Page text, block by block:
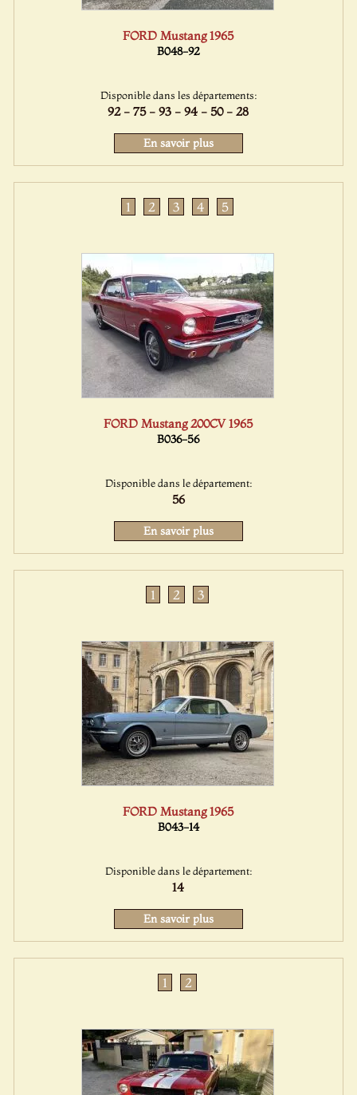
FORD Mustang 1965
B048-92
Disponible dans les départements:
92 - 75 - 93 - 94 - 50 - 28
En savoir plus
1 2 3 4 5
FORD Mustang 200CV 1965
B036-56
Disponible dans le département:
56
En savoir plus
1 2 3
FORD Mustang 1965
B043-14
Disponible dans le département:
14
En savoir plus
1 2